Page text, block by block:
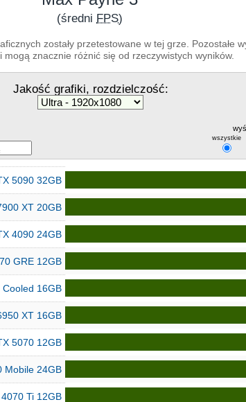
(średni FPS)
zostały przetestowane w tej grze. Pozostałe
znacznie różnić się od rzeczywistych wyników.
Jakość grafiki, rozdzielczość:
wszystkie
5090 32GB
XT 20GB
4090 24GB
GRE 12GB
16GB
XT 16GB
5070 12GB
Mobile 24GB
Ti 12GB